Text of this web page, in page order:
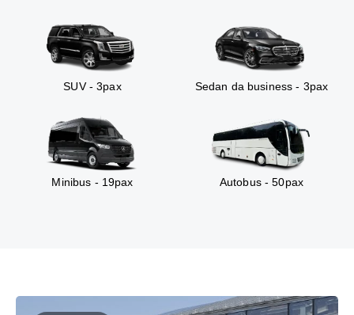
SUV - 3pax Sedan da business - 3pax
Minibus - 19pax Autobus - 50pax